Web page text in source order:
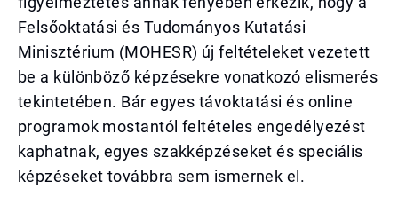
Felsőoktatási és Tudományos Kutatási
Minisztérium (MOHESR) új feltételeket vezetett
be a különböző képzésekre vonatkozó elismerés
tekintetében. Bár egyes távoktatási és online
programok mostantól feltételes engedélyezést
kaphatnak, egyes szakképzéseket és speciális
képzéseket továbbra sem ismernek el.